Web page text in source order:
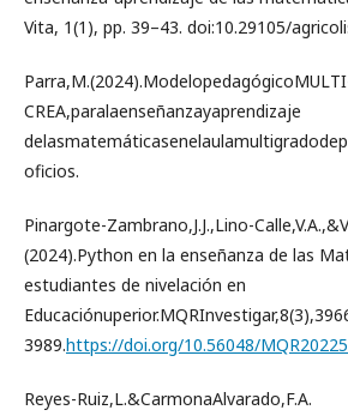
Vita, 1(1), pp. 39–43. doi:10.29105/
CREA,paralaenseñanzayaprendizaje
oficios.
Pinargote-Zambrano,J.J.,Lino-
(2024).Python en la enseñanza de las
estudiantes de nivelación en
3989.https://doi.org/10.56048/
Reyes-Ruiz,L.&CarmonaAlvarado,F.A.